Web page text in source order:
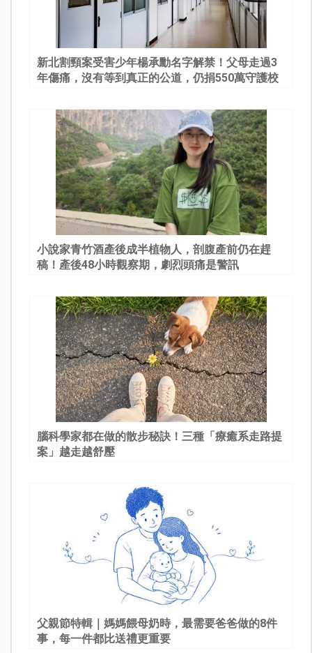
新北割頸案受害少年楊承勳名字解禁！父母走過3
年傷痛，沒有等到真正的公道，仍捐550萬守護校
小說家青竹酒產後成半植物人，剖腹產前仍在趕
稿！產後48小時觀察期，劇烈頭痛是警訊
腦科學家都在做的散步秘訣！三種「療癒系走路提
案」越走越舒壓
父親節特輯｜媽媽餵母奶時，最需要爸爸做的8件
事，每一件都比送禮更重要